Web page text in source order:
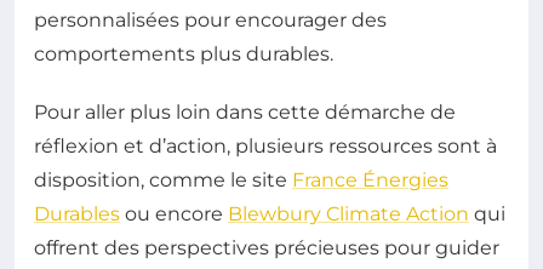
personnalisées pour encourager des
comportements plus durables.
Pour aller plus loin dans cette démarche de
réflexion et d’action, plusieurs ressources sont à
disposition, comme le site France Énergies
Durables ou encore Blewbury Climate Action qui
offrent des perspectives précieuses pour guider